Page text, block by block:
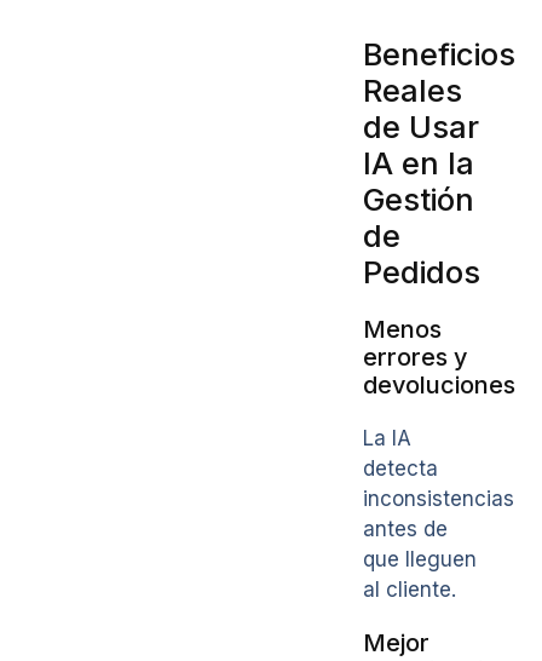
Beneficios
Reales
de Usar
IA en la
Gestión
de
Pedidos
Menos
errores y
devoluciones
La IA
detecta
inconsistencias
antes de
que lleguen
al cliente.
Mejor